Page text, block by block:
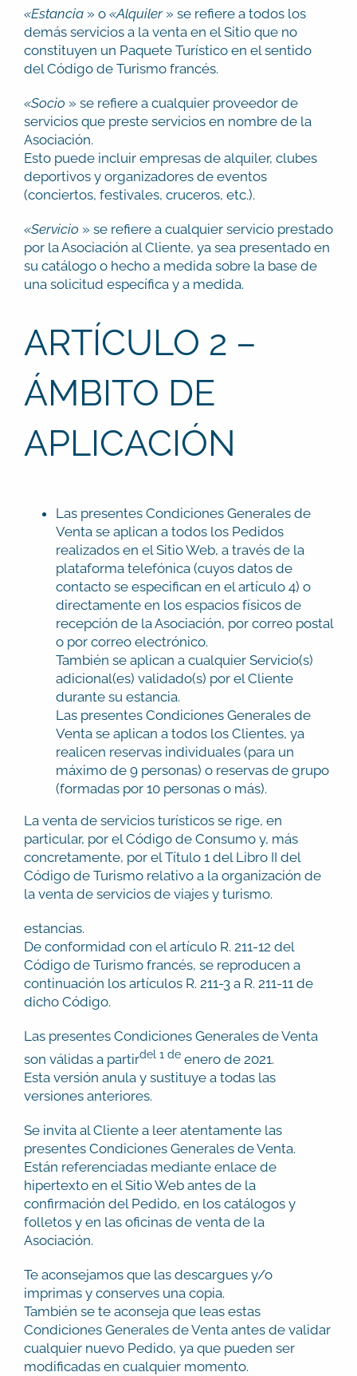
«Estancia » o «Alquiler » se refiere a todos los
demás servicios a la venta en el Sitio que no
constituyen un Paquete Turístico en el sentido
del Código de Turismo francés.
«Socio » se refiere a cualquier proveedor de
servicios que preste servicios en nombre de la
Asociación.
Esto puede incluir empresas de alquiler, clubes
deportivos y organizadores de eventos
(conciertos, festivales, cruceros, etc.).
«Servicio » se refiere a cualquier servicio prestado
por la Asociación al Cliente, ya sea presentado en
su catálogo o hecho a medida sobre la base de
una solicitud específica y a medida.
ARTÍCULO 2 –
ÁMBITO DE
APLICACIÓN
Las presentes Condiciones Generales de
Venta se aplican a todos los Pedidos
realizados en el Sitio Web, a través de la
plataforma telefónica (cuyos datos de
contacto se especifican en el artículo 4) o
directamente en los espacios físicos de
recepción de la Asociación, por correo postal
o por correo electrónico.
También se aplican a cualquier Servicio(s)
adicional(es) validado(s) por el Cliente
durante su estancia.
Las presentes Condiciones Generales de
Venta se aplican a todos los Clientes, ya
realicen reservas individuales (para un
máximo de 9 personas) o reservas de grupo
(formadas por 10 personas o más).
La venta de servicios turísticos se rige, en
particular, por el Código de Consumo y, más
concretamente, por el Título 1 del Libro II del
Código de Turismo relativo a la organización de
la venta de servicios de viajes y turismo.
estancias.
De conformidad con el artículo R. 211-12 del
Código de Turismo francés, se reproducen a
continuación los artículos R. 211-3 a R. 211-11 de
dicho Código.
Las presentes Condiciones Generales de Venta
son válidas a partirdel 1 de enero de 2021.
Esta versión anula y sustituye a todas las
versiones anteriores.
Se invita al Cliente a leer atentamente las
presentes Condiciones Generales de Venta.
Están referenciadas mediante enlace de
hipertexto en el Sitio Web antes de la
confirmación del Pedido, en los catálogos y
folletos y en las oficinas de venta de la
Asociación.
Te aconsejamos que las descargues y/o
imprimas y conserves una copia.
También se te aconseja que leas estas
Condiciones Generales de Venta antes de validar
cualquier nuevo Pedido, ya que pueden ser
modificadas en cualquier momento.